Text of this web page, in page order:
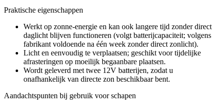
Praktische eigenschappen
Werkt op zonne-energie en kan ook langere tijd zonder direct
daglicht blijven functioneren (volgt batterijcapaciteit; volgens
fabrikant voldoende na één week zonder direct zonlicht).
Licht en eenvoudig te verplaatsen; geschikt voor tijdelijke
afrasteringen op moeilijk begaanbare plaatsen.
Wordt geleverd met twee 12V batterijen, zodat u
onafhankelijk van directe zon beschikbaar bent.
Aandachtspunten bij gebruik voor schapen